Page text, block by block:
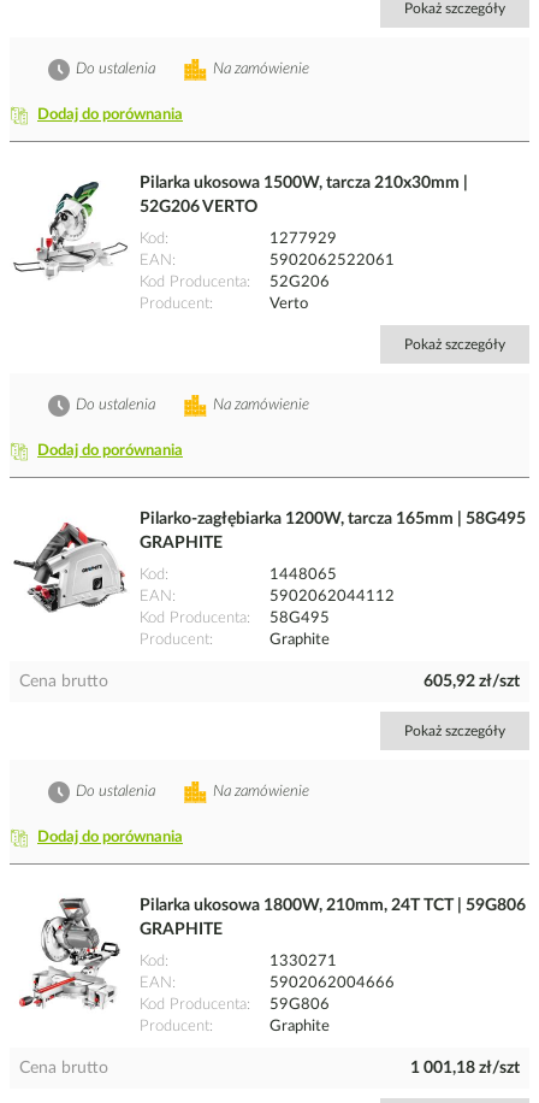
Pokaż szczegóły
Dodaj do porównania
Na zamówienie
Do ustalenia
Pilarka ukosowa 1500W, tarcza 210x30mm |
52G206 VERTO
Kod
1277929
EAN
5902062522061
Kod Producenta
52G206
Producent
Verto
Pokaż szczegóły
Dodaj do porównania
Na zamówienie
Do ustalenia
Pilarko-zagłębiarka 1200W, tarcza 165mm | 58G495
GRAPHITE
Kod
1448065
EAN
5902062044112
Kod Producenta
58G495
Producent
Graphite
Cena brutto 605,92 zł/szt
Pokaż szczegóły
Dodaj do porównania
Na zamówienie
Do ustalenia
Pilarka ukosowa 1800W, 210mm, 24T TCT | 59G806
GRAPHITE
Kod
1330271
EAN
5902062004666
Kod Producenta
59G806
Producent
Graphite
Cena brutto 1 001,18 zł/szt